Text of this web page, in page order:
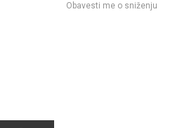
Obavesti me o sniženju